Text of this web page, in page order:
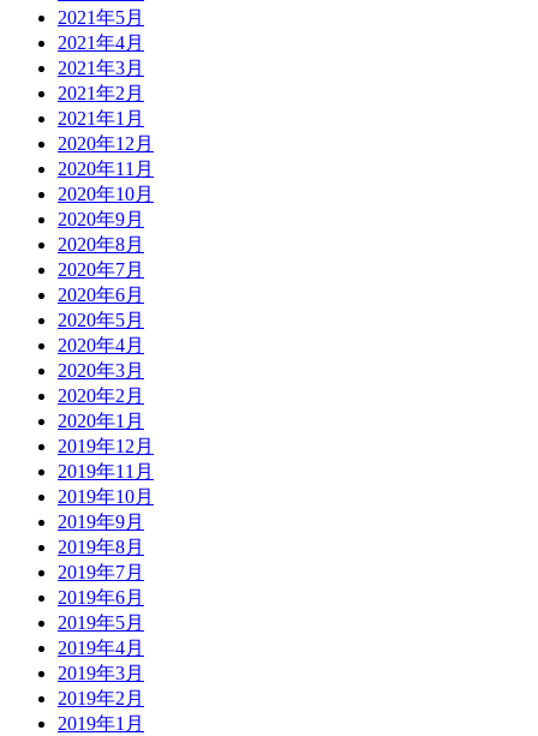
2021年5月
2021年4月
2021年3月
2021年2月
2021年1月
2020年12月
2020年11月
2020年10月
2020年9月
2020年8月
2020年7月
2020年6月
2020年5月
2020年4月
2020年3月
2020年2月
2020年1月
2019年12月
2019年11月
2019年10月
2019年9月
2019年8月
2019年7月
2019年6月
2019年5月
2019年4月
2019年3月
2019年2月
2019年1月